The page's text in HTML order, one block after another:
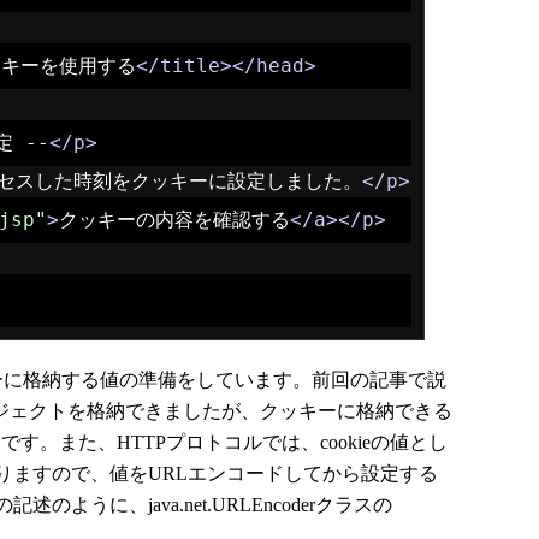
ーを使用する</title></head>
--</p>
スした時刻をクッキーに設定しました。 </p>
>クッキーの内容を確認する</a></p>
格納する値の準備をしています。前回の記事で説
ェクトを格納できましたが、クッキーに格納できる
す。また、HTTPプロトコルでは、cookieの値とし
ますので、値をURLエンコードしてから設定する
述のように、java.net.URLEncoderクラスの